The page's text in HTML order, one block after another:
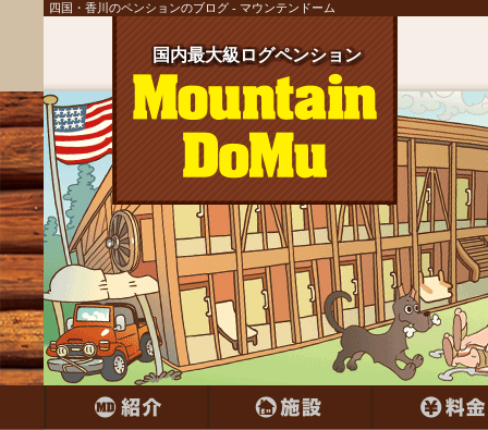
四国・香川のペンションのブログ - マウンテンドーム
国内最大級ログペンション
国内最大級ログペンション
国内最大級ログペンション
国内最大級ログペンション
国内最大級ログペンション
国内最大級ログペンション
国内最大級ログペンション
国内最大級ログペンション
国内最大級ログペンション
国内最大級ログペンション
国内最大級ログペンション
国内最大級ログペンション
国内最大級ログペンション
国内最大級ログペンション
国内最大級ログペンション
国内最大級ログペンション
国内最大級ログペンション
国内最大級ログペンション
国内最大級ログペンション
国内最大級ログペンション
国内最大級ログペンション
国内最大級ログペンション
国内最大級ログペンション
国内最大級ログペンション
国内最大級ログペンション